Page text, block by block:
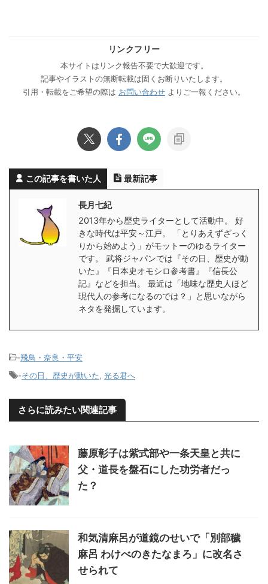
リンクフリー
本サイトはリンク報告不要で大歓迎です。
記事やイラストの無断転載は固くお断りいたします。
引用・転載をご希望の際は お問い合わせ よりご一報ください。
この記事を書いた人 最新記事
長月七紀
2013年から歴史ライターとして活動中。 好
きな時代は平安～江戸。 「とりあえずざっく
りから始めよう」がモットーのゆるライター
です。 武将ジャパンでは『その日、歴史が動
いた』『日本史オモシロ参考書』『信長公
記』などを担当。 最近は「地味な歴史人ほど
現代人の参考になるのでは？」と思いながら
ネタを発掘しています。
-飛鳥・奈良・平安
-その日、歴史が動いた 光る君へ
さらに読みたい関連記事
藤原彰子は紫式部や一条天皇と共に
父・道長を盤石にした功労者だっ
た？
和気清麻呂が道鏡のせいで「別部穢
麻呂 わけべのきたなまろ」に改名さ
せられて